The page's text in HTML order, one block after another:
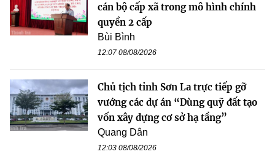
cán bộ cấp xã trong mô hình chính
quyền 2 cấp
Bùi Bình
12:07 08/08/2026
Chủ tịch tỉnh Sơn La trực tiếp gỡ
vướng các dự án “Dùng quỹ đất tạo
vốn xây dựng cơ sở hạ tầng”
Quang Dân
12:03 08/08/2026